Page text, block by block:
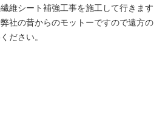
維シート補強工事を施工して行きます
社の昔からのモットーですので遠方の
ださい。